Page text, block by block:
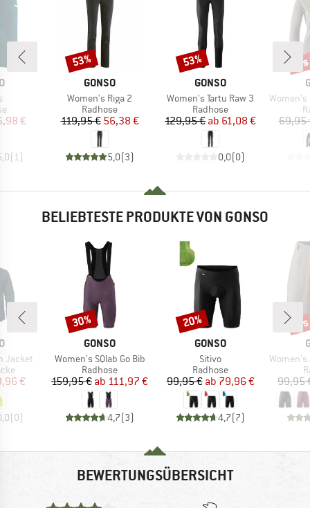
Preis
€
(1 )
MARKE
GONSO
Artikel
Women's Riga 2
Produktgruppe
Radhose
Preis
119,95 €reduzierter Preis
56,38 €
5,0(3)
Rabatt
53%
MARKE
GONSO
Artikel
Women's Tartu Raw 3
Produktgruppe
Radhose
Preis
129,95 € reduzierter Preis
ab 61,08 €
0,0(0)
Rabatt
53%
Artikel
Women's Essential
69,95
BELIEBTESTE PRODUKTE VON GONSO
Jacket
Preis
€
(0)
MARKE
GONSO
Artikel
Women's SQlab Go Bib
Produktgruppe
Radhose
Preis
159,95 € reduzierter Preis
ab 111,97 €
4,7(3)
Rabatt
30%
MARKE
GONSO
Artikel
Sitivo
Produktgruppe
Radhose
Preis
99,95 € reduzierter Preis
ab 79,96 €
4,7(7)
Rabatt
20%
Artikel
Women's
99,95
BEWERTUNGSÜBERSICHT